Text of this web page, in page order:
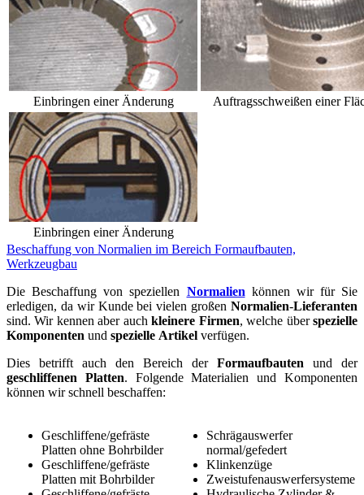
Einbringen einer Änderung Auftragsschweißen einer
Einbringen einer Änderung
Beschaffung von Normalien im Bereich Formaufbauten,
Werkzeugbau
Die Beschaffung von speziellen Normalien können wir für Sie
erledigen, da wir Kunde bei vielen großen Normalien-Lieferanten
sind. Wir kennen aber auchkleinere Firmen, welche überspezielle
Komponenten und spezielle Artikel verfügen.
Dies betrifft auch den Bereich der Formaufbauten und der
geschliffenen
Platten. Folgende Materialien und Komponenten
können wir schnell beschaffen:
Geschliffene/gefräste
Platten ohne Bohrbilder
Geschliffene/gefräste
Platten mit Bohrbilder
Schrägauswerfer
normal/gefedert
Klinkenzüge
Zweistufenauswerfersysteme